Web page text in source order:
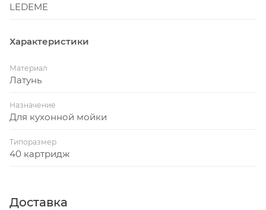
LEDEME
Характеристики
Материал
Латунь
Назначение
Для кухонной мойки
Типоразмер
40 картридж
Доставка